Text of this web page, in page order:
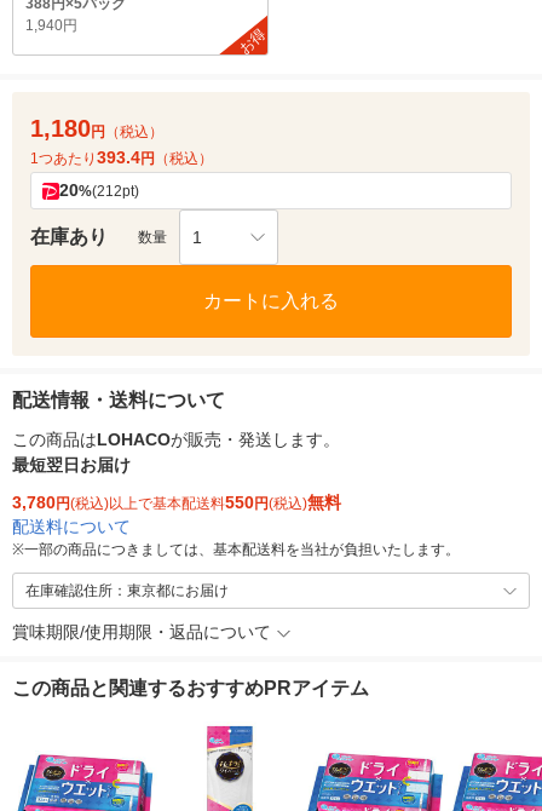
388円×5パック
1,940円
お得
1,180円
（税込）
1つあたり 393.4円 （税込）
20%(212pt)
在庫あり 数量 1
カートに入れる
配送情報・送料について
この商品はLOHACOが販売・発送します。
最短翌日お届け
3,780円(税込)以上で基本配送料550円(税込)無料
配送料について
※一部の商品につきましては、基本配送料を当社が負担いたします。
在庫確認住所：東京都にお届け
賞味期限/使用期限・返品について
この商品と関連するおすすめPRアイテム